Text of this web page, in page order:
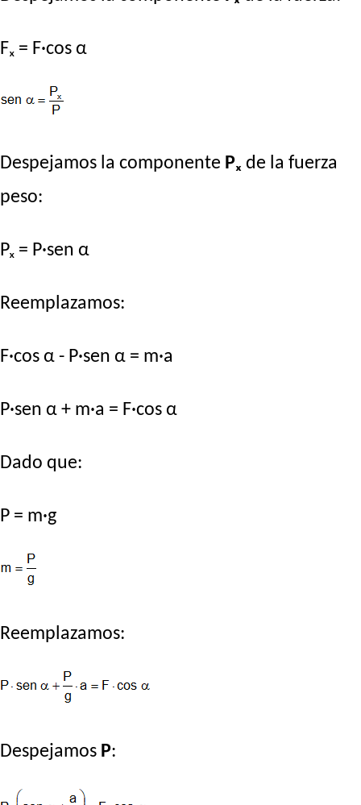
Fₓ = F·cos α
Despejamos la componente Pₓ de la fuerza
peso:
Pₓ = P·sen α
Reemplazamos:
F·cos α - P·sen α = m·a
P·sen α + m·a = F·cos α
Dado que:
P = m·g
Reemplazamos:
Despejamos P: